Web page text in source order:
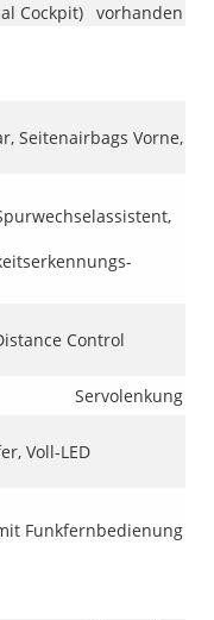
Cockpit) vorhanden
Seitenairbags Vorne,
Control
Servolenkung
Voll-LED
Funkfernbedienung